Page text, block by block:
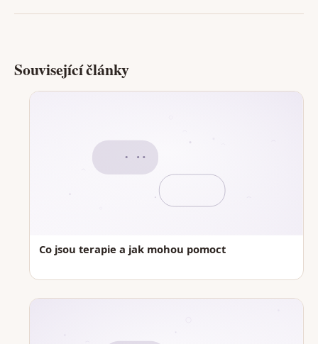
Související články
Co jsou terapie a jak mohou pomoct